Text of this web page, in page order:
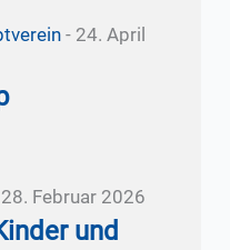
- 24. April
28. Februar 2026
und